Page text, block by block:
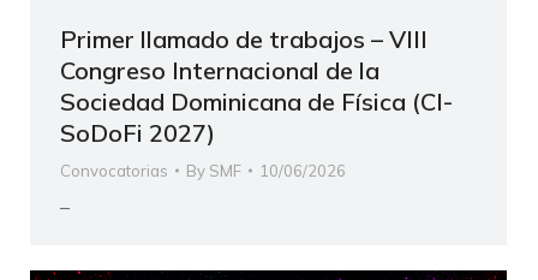
Primer llamado de trabajos – VIII
Congreso Internacional de la
Sociedad Dominicana de Física (CI-
SoDoFi 2027)
Convocatorias By SMF 10/06/2026
–